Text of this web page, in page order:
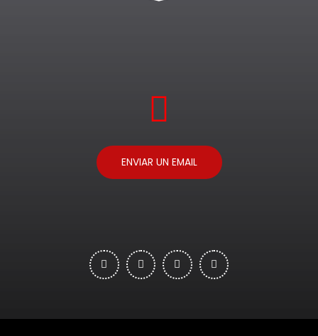
ENVIAR UN EMAIL